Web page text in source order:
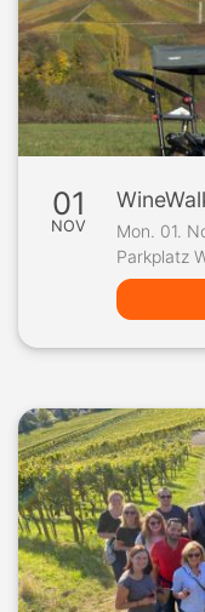
01
NOV
Mon. 01.